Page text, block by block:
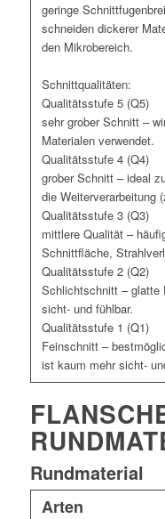
geringe
schneiden dickerer
den Mikrobereich.
Schnittqualitäten:
Qualitätsstufe 5 (Q5)
sehr grober Schnitt –
Materialen verwendet.
Qualitätsstufe 4 (Q4)
grober Schnitt – ideal
die Weiterverarbeitung
Qualitätsstufe 3 (Q3)
mittlere Qualität –
Schnittfläche,
Qualitätsstufe 2 (Q2)
Schlichtschnitt – glatte
sicht- und fühlbar.
Qualitätsstufe 1 (Q1)
Feinschnitt –
ist kaum mehr sicht-
Rundmaterial
Arten